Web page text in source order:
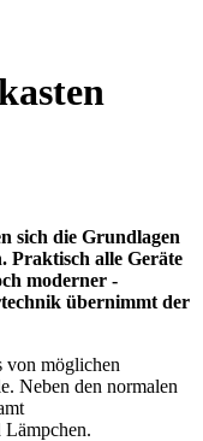
sich die Grundlagen
Praktisch alle Geräte
moderner -
übernimmt der
von möglichen
Neben den normalen
Lämpchen.